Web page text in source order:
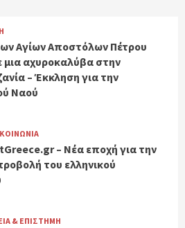
Αγίων Αποστόλων Πέτρου
μια αχυροκαλύβα στην
– Έκκληση για την
Ναού
ΚΟΙΝΩΝΙΑ
– Νέα εποχή για την
του ελληνικού
& ΕΠΙΣΤΗΜΗ